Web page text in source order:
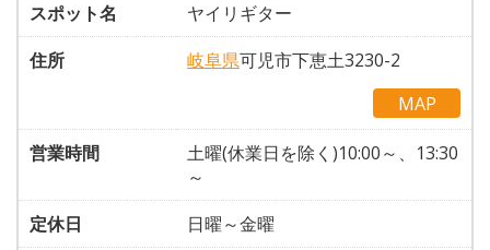
スポット名
ヤイリギター
住所
岐阜県可児市下恵土3230-2
MAP
営業時間
土曜(休業日を除く)10:00～、13:30
～
定休日
日曜～金曜